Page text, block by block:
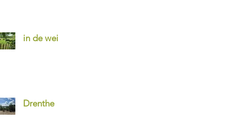
in de wei
Drenthe